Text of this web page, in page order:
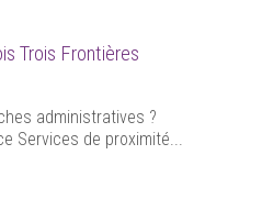
Trois Frontières
administratives ?
Services de proximité...